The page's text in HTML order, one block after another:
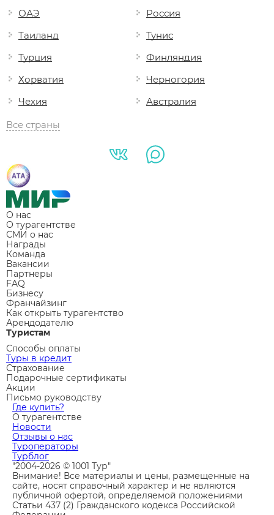
ОАЭ
Россия
Таиланд
Тунис
Турция
Финляндия
Хорватия
Черногория
Чехия
Австралия
Все страны
О нас
О турагентстве
СМИ о нас
Награды
Команда
Вакансии
Партнеры
FAQ
Бизнесу
Франчайзинг
Как открыть турагентство
Арендодателю
Туристам
Способы оплаты
Туры в кредит
Страхование
Подарочные сертификаты
Акции
Письмо руководству
Где купить?
О турагентстве
Новости
Отзывы о нас
Туроператоры
Турблог
"2004-2026 © 1001 Тур"
Внимание! Все материалы и цены, размещенные на
сайте, носят справочный характер и не являются
публичной офертой, определяемой положениями
Статьи 437 (2) Гражданского кодекса Российской